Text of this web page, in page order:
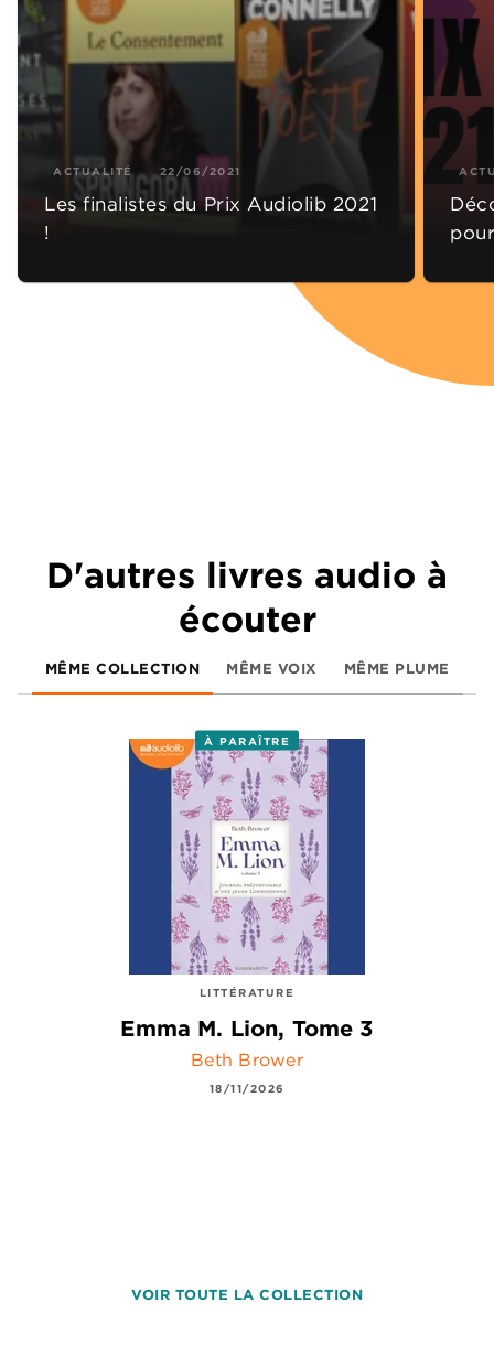
ACTUALITÉ 22/06/2021
Les finalistes du Prix Audiolib 2021
!
D'autres livres audio à
écouter
MÊME COLLECTION MÊME VOIX MÊME PLUME
À PARAÎTRE
LITTÉRATURE
Emma M. Lion, Tome 3
Beth Brower
18/11/2026
VOIR TOUTE LA COLLECTION